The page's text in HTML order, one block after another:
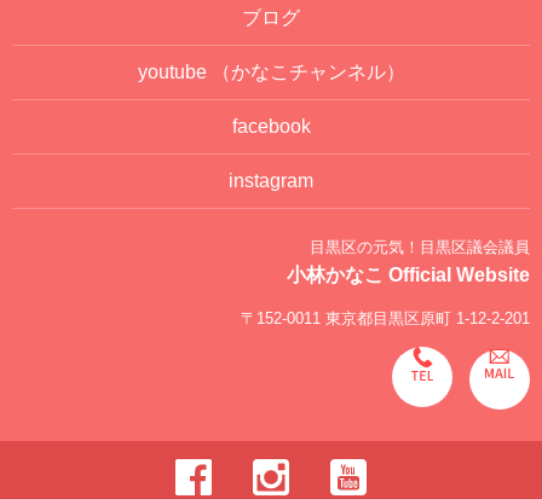
ブログ
youtube （かなこチャンネル）
facebook
instagram
目黒区の元気！目黒区議会議員
小林かなこ Official Website
〒152-0011 東京都目黒区原町 1-12-2-201